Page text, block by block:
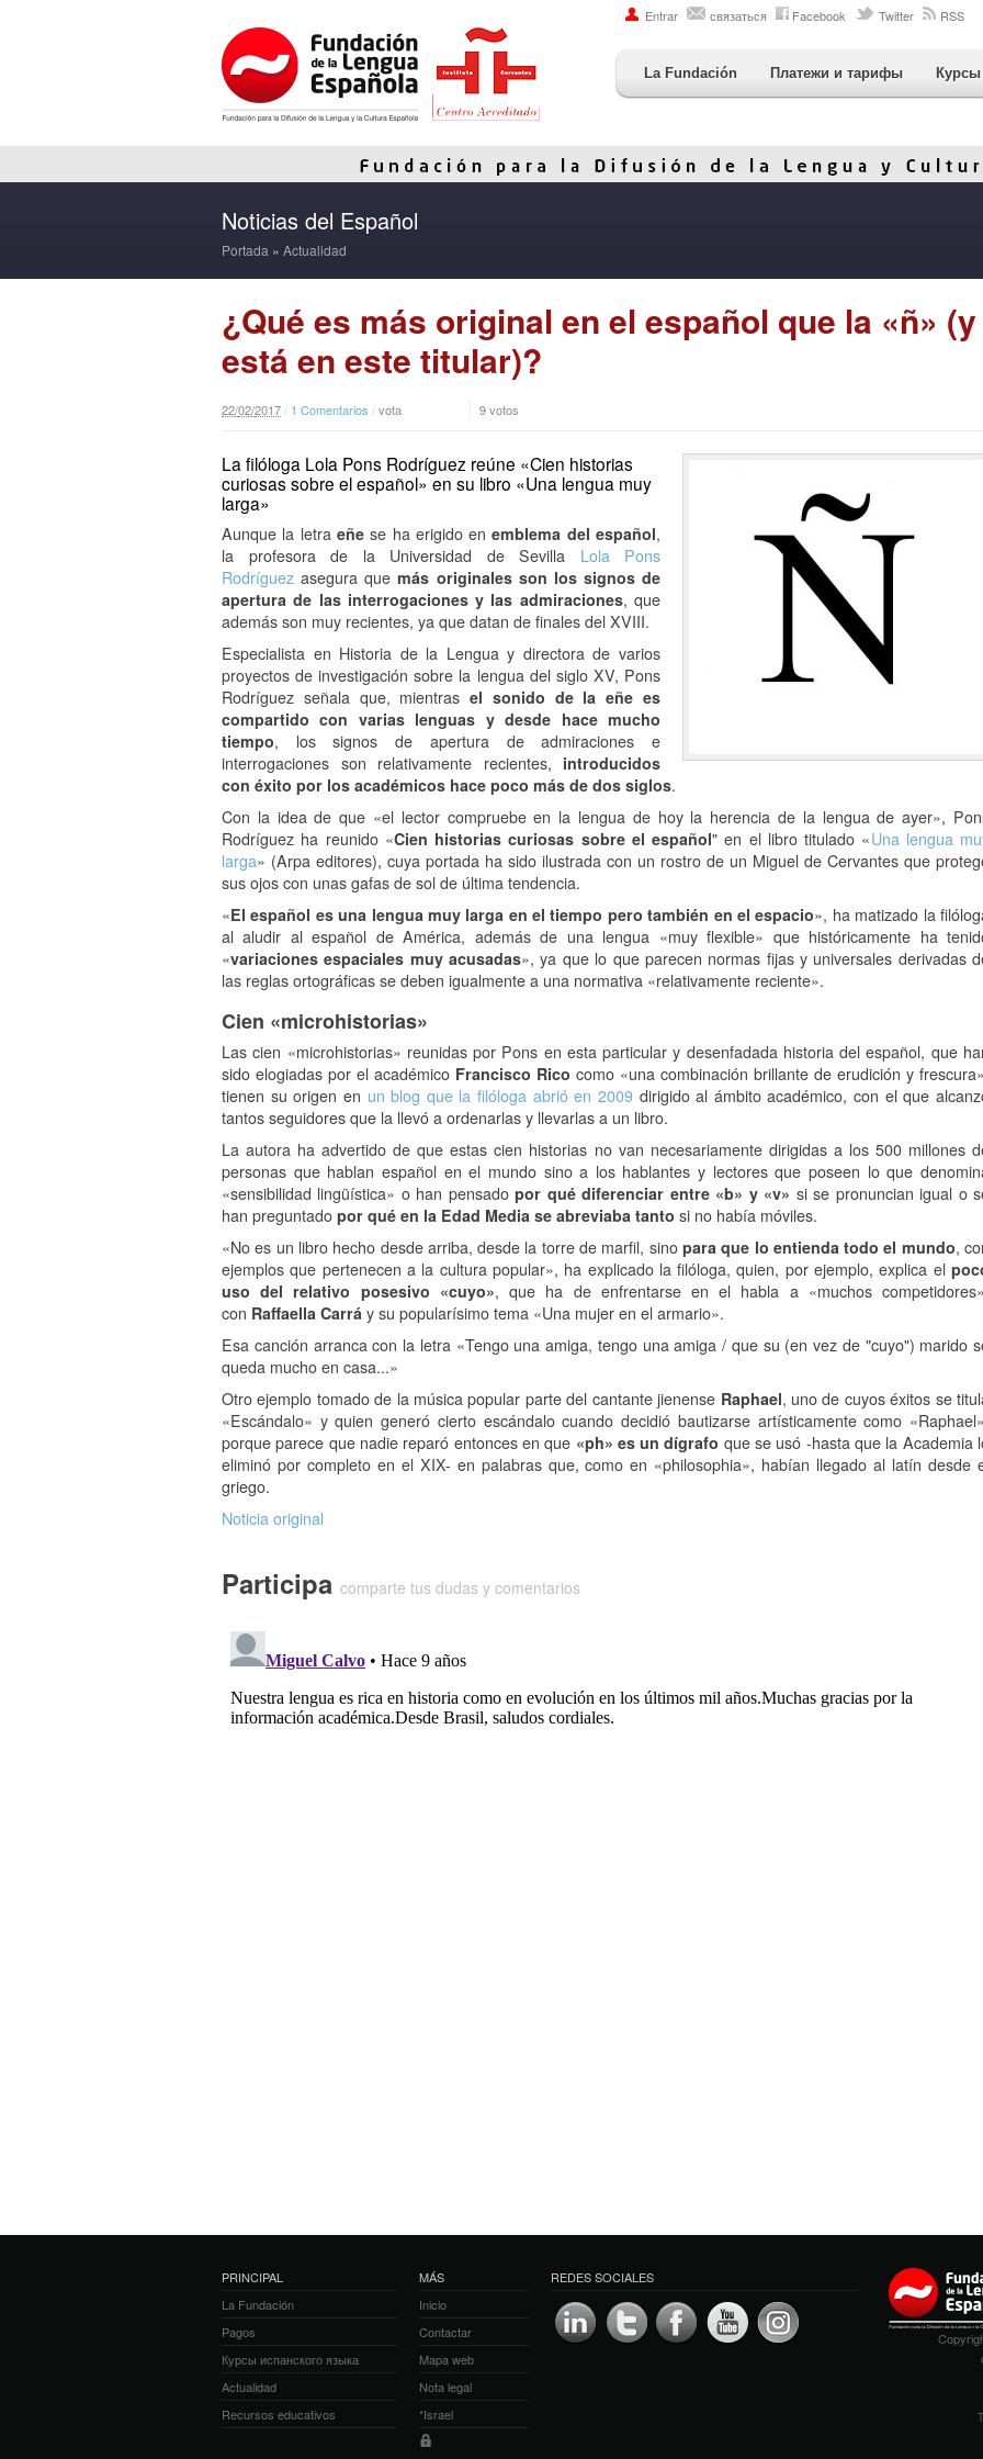
Entrar связаться Facebook Twitter RSS
La Fundación Платежи и тарифы Курсы
Noticias del Español
Portada » Actualidad
¿Qué es más original en el español que la «ñ» (y
está en este titular)?
22/02/2017/ 1 Comentarios /vota 9 votos
La filóloga Lola Pons Rodríguez reúne «Cien historias
curiosas sobre el español» en su libro «Una lengua muy
larga»
Aunque la letra eñese ha erigido enemblema del español,
la profesora de la Universidad de Sevilla Lola Pons
Rodríguezasegura quemás originales son los signos de
apertura de las interrogaciones y las admiraciones, que
además son muy recientes, ya que datan de finales del XVIII.
Especialista en Historia de la Lengua y directora de varios
proyectos de investigación sobre la lengua del siglo XV, Pons
Rodríguez señala que, mientras el sonido de la eñe es
compartido con varias lenguas y desde hace mucho
tiempo, los signos de apertura de admiraciones e
interrogaciones son relativamente recientes, introducidos
con éxito por los académicos hace poco más de dos siglos.
Con la idea de que «el lector compruebe en la lengua de hoy la herencia de la lengua de ayer»,
Rodríguez ha reunido «Cien historias curiosas sobre el español" en el libro titulado «Una lengua
larga» (Arpa editores), cuya portada ha sido ilustrada con un rostro de un Miguel de Cervantes que
sus ojos con unas gafas de sol de última tendencia.
«El español es una lengua muy larga en el tiempo pero también en el espacio», ha matizado la
al aludir al español de América, además de una lengua «muy flexible» que históricamente ha
«variaciones espaciales muy acusadas», ya que lo que parecen normas fijas y universales derivadas
las reglas ortográficas se deben igualmente a una normativa «relativamente reciente».
Cien «microhistorias»
Las cien «microhistorias» reunidas por Pons en esta particular y desenfadada historia del español, que
sido elogiadas por el académico Francisco Rico como «una combinación brillante de erudición y
tienen su origen en un blog que la filóloga abrió en 2009dirigido al ámbito académico, con el que
tantos seguidores que la llevó a ordenarlas y llevarlas a un libro.
La autora ha advertido de que estas cien historias no van necesariamente dirigidas a los 500 millones
personas que hablan español en el mundo sino a los hablantes y lectores que poseen lo que
«sensibilidad lingüística» o han pensadopor qué diferenciar entre «b» y «v» si se pronuncian igual o
han preguntado por qué en la Edad Media se abreviaba tanto si no había móviles.
«No es un libro hecho desde arriba, desde la torre de marfil, sino para que lo entienda todo el mundo,
ejemplos que pertenecen a la cultura popular», ha explicado la filóloga, quien, por ejemplo, explica el
uso del relativo posesivo «cuyo», que ha de enfrentarse en el habla a «muchos
con Raffaella Carrá y su popularísimo tema «Una mujer en el armario».
Esa canción arranca con la letra «Tengo una amiga, tengo una amiga / que su (en vez de "cuyo") marido
queda mucho en casa...»
Otro ejemplo tomado de la música popular parte del cantante jienense Raphael, uno de cuyos éxitos se
«Escándalo» y quien generó cierto escándalo cuando decidió bautizarse artísticamente como
porque parece que nadie reparó entonces en que «ph» es un dígrafo que se usó -hasta que la Academia
eliminó por completo en el XIX- en palabras que, como en «philosophia», habían llegado al latín desde
griego.
Noticia original
Participa comparte tus dudas y comentarios
PRINCIPAL
La Fundación
Pagos
Курсы испанского языка
Actualidad
Recursos educativos
MÁS
Inicio
Contactar
Mapa web
Nota legal
*Israel
REDES SOCIALES